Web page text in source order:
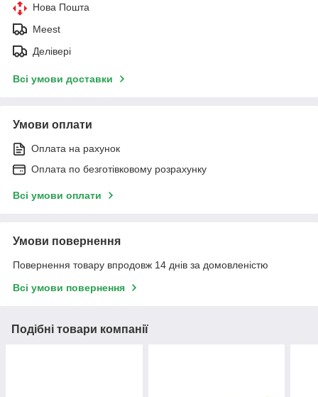
Нова Пошта
Meest
Делівері
Всі умови доставки
Умови оплати
Оплата на рахунок
Оплата по безготівковому розрахунку
Всі умови оплати
Умови повернення
Повернення товару впродовж 14 днів за домовленістю
Всі умови повернення
Подібні товари компанії